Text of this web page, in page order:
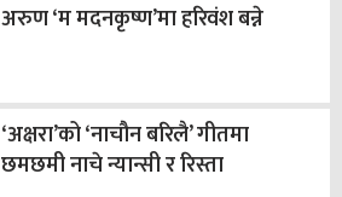
अरुण ‘म मदनकृष्ण’मा हरिवंश बन्ने
‘अक्षरा’को ‘नाचौन बरिलै’ गीतमा
छमछमी नाचे न्यान्सी र रिस्ता